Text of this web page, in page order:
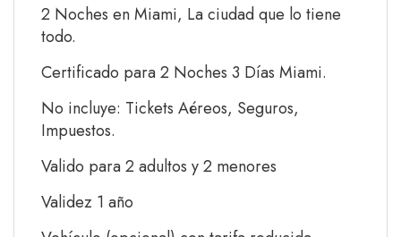
2 Noches en Miami, La ciudad que lo tiene
todo.
Certificado para 2 Noches 3 Días Miami.
No incluye: Tickets Aéreos, Seguros,
Impuestos.
Valido para 2 adultos y 2 menores
Validez 1 año